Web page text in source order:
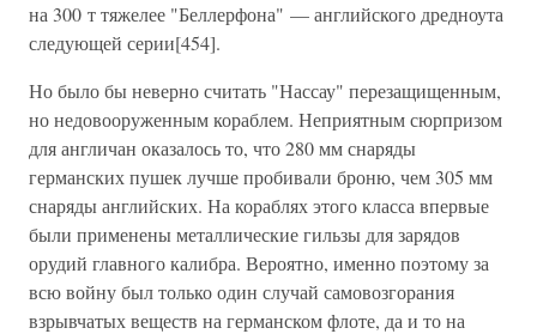
на 300 т тяжелее "Беллерфона" — английского дредноута
следующей серии[454].
Но было бы неверно считать "Нассау" перезащищенным,
но недовооруженным кораблем. Неприятным сюрпризом
для англичан оказалось то, что 280 мм снаряды
германских пушек лучше пробивали броню, чем 305 мм
снаряды английских. На кораблях этого класса впервые
были применены металлические гильзы для зарядов
орудий главного калибра. Вероятно, именно поэтому за
всю войну был только один случай самовозгорания
взрывчатых веществ на германском флоте, да и то на